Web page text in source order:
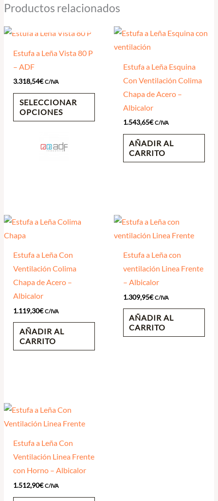
Productos relacionados
Estufa a Leña Vista 80 P
– ADF
3.318,54€ C/IVA
SELECCIONAR
OPCIONES
Estufa a Leña Esquina
Con Ventilación Colima
Chapa de Acero –
Albicalor
1.543,65€ C/IVA
AÑADIR AL
CARRITO
Estufa a Leña Con
Ventilación Colima
Chapa de Acero –
Albicalor
1.119,30€ C/IVA
AÑADIR AL
CARRITO
Estufa a Leña con
ventilación Linea Frente
– Albicalor
1.309,95€ C/IVA
AÑADIR AL
CARRITO
Estufa a Leña Con
Ventilación Linea Frente
con Horno – Albicalor
1.512,90€ C/IVA